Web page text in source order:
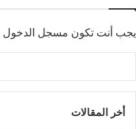
يجب أنت تكون مسجل الدخول
أخر المقالات